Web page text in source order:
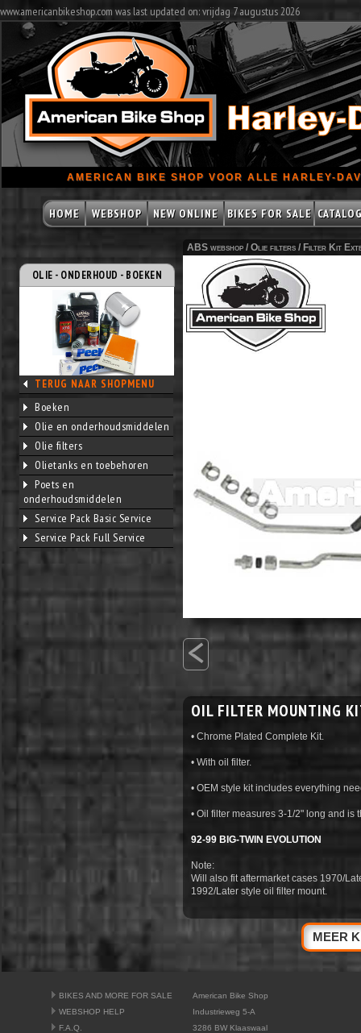
www.americanbikeshop.com was last updated on: vrijdag 7 augustus 2026
AMERICAN BIKE SHOP VOOR ALLE HARLEY-
HOME WEBSHOP NEW ONLINE BIKES FOR SALE
OLIE - ONDERHOUD - BOEKEN
TERUG NAAR SHOPMENU
Boeken
Olie en onderhoudsmiddelen
Olie filters
Olietanks en toebehoren
Poets en
onderhoudsmiddelen
Service Pack Basic Service
Service Pack Full Service
ABS webshop / Olie filters / Filter Kit
<
OIL FILTER MOUNTING
• Chrome Plated Complete Kit.
• With oil filter.
• OEM style kit includes everything
• Oil filter measures 3-1/2" long and is
92-99 BIG-TWIN EVOLUTION
Note:
Will also fit aftermarket cases 1970/
1992/Later style oil filter mount.
MEER
BIKES AND MORE FOR SALE
WEBSHOP HELP
F.A.Q.
American Bike Shop
Industrieweg 5-A
3286 BW Klaaswaal